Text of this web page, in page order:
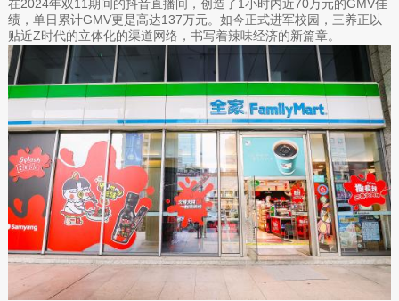
在2024年双11期间的抖音直播间，创造了1小时内近70万元的GMV佳
绩，单日累计GMV更是高达137万元。如今正式进军校园，三养正以
贴近Z时代的立体化的渠道网络，书写着辣味经济的新篇章。